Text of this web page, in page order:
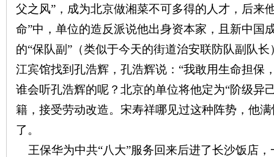
父之风”，成为北京做湘菜不可多得的人才，后来
命”中，单位的造反派说他出身资本家，且新中国
的“保队副”（类似于今天的街道治安联防队副队
江宾馆找到孔浩辉，孔浩辉说：“我敢用生命担保
谁会听孔浩辉的呢？北京的单位将他定为“阶级异
籍，接受劳动改造。宋寿祥哪见过这种阵势，他
了。
王保华为中共“八大”服务回来后进了长沙饭店